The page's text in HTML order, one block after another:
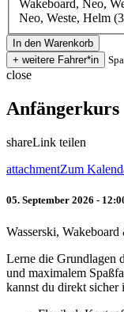
Wakeboard, Neo,
Neo, Weste, Helm
close
Anfängerkurs
shareLink teilen
attachmentZum
05. September 2026 -
Wasserski,
Lerne die Grundlagen
und maximalem
kannst du direkt sicher